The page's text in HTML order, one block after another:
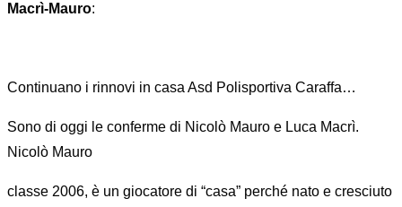
Macrì-Mauro:
Continuano i rinnovi in casa Asd Polisportiva Caraffa…
Sono di oggi le conferme di Nicolò Mauro e Luca Macrì.
Nicolò Mauro
classe 2006, è un giocatore di “casa” perché nato e cresciuto